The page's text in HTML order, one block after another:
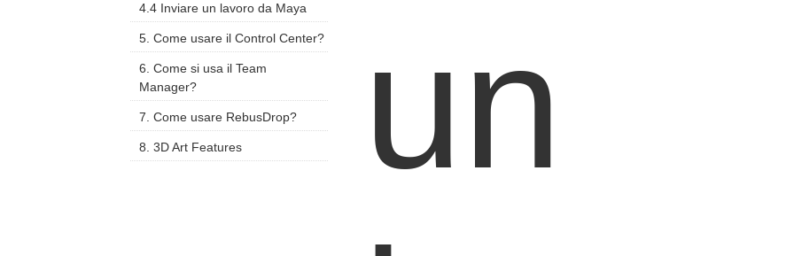
un
4.4 Inviare un lavoro da Maya
5. Come usare il Control Center?
6. Come si usa il Team
Manager?
7. Come usare RebusDrop?
8. 3D Art Features